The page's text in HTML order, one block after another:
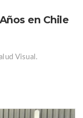
en Chile
Visual.